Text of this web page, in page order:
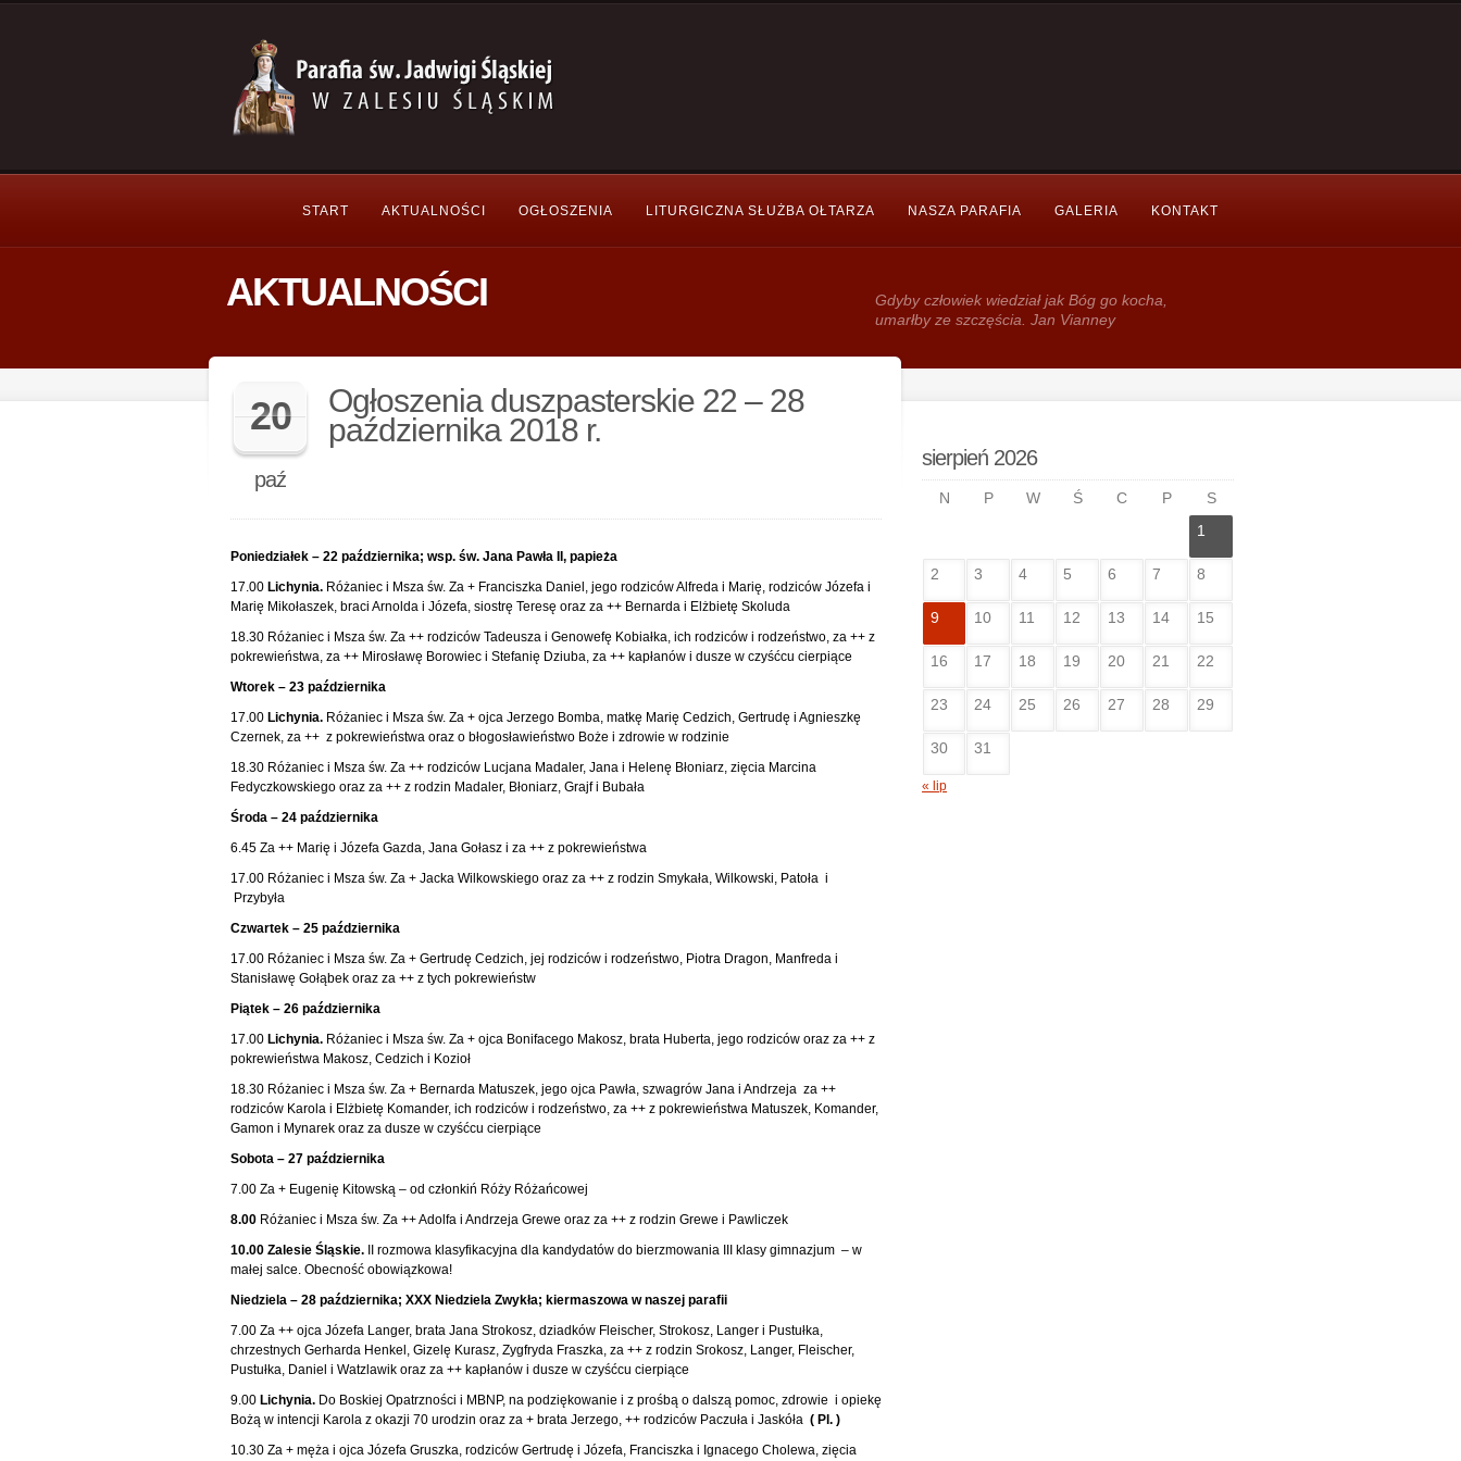
START AKTUALNOŚCI OGŁOSZENIA LITURGICZNA SŁUŻBA OŁTARZA NASZA PARAFIA GALERIA KONTAKT
AKTUALNOŚCI
Gdy­by człowiek wie­dział jak Bóg go kocha,
umarłby ze szczęścia. Jan Vianney
20
paź
Ogłoszenia duszpasterskie 22 – 28
października 2018 r.
Poniedziałek – 22 października; wsp. św. Jana Pawła II, papieża
17.00 Lichynia. Różaniec i Msza św. Za + Franciszka Daniel, jego rodziców Alfreda i Marię, rodziców Józefa i
Marię Mikołaszek, braci Arnolda i Józefa, siostrę Teresę oraz za ++ Bernarda i Elżbietę Skoluda
18.30 Różaniec i Msza św. Za ++ rodziców Tadeusza i Genowefę Kobiałka, ich rodziców i rodzeństwo, za ++ z
pokrewieństwa, za ++ Mirosławę Borowiec i Stefanię Dziuba, za ++ kapłanów i dusze w czyśćcu cierpiące
Wtorek – 23 października
17.00 Lichynia. Różaniec i Msza św. Za + ojca Jerzego Bomba, matkę Marię Cedzich, Gertrudę i Agnieszkę
Czernek, za ++ z pokrewieństwa oraz o błogosławieństwo Boże i zdrowie w rodzinie
18.30 Różaniec i Msza św. Za ++ rodziców Lucjana Madaler, Jana i Helenę Błoniarz, zięcia Marcina
Fedyczkowskiego oraz za ++ z rodzin Madaler, Błoniarz, Grajf i Bubała
Środa – 24 października
6.45 Za ++ Marię i Józefa Gazda, Jana Gołasz i za ++ z pokrewieństwa
17.00 Różaniec i Msza św. Za + Jacka Wilkowskiego oraz za ++ z rodzin Smykała, Wilkowski, Patoła i
Przybyła
Czwartek – 25 października
17.00 Różaniec i Msza św. Za + Gertrudę Cedzich, jej rodziców i rodzeństwo, Piotra Dragon, Manfreda i
Stanisławę Gołąbek oraz za ++ z tych pokrewieństw
Piątek – 26 października
17.00 Lichynia. Różaniec i Msza św. Za + ojca Bonifacego Makosz, brata Huberta, jego rodziców oraz za ++ z
pokrewieństwa Makosz, Cedzich i Kozioł
18.30 Różaniec i Msza św. Za + Bernarda Matuszek, jego ojca Pawła, szwagrów Jana i Andrzeja za ++
rodziców Karola i Elżbietę Komander, ich rodziców i rodzeństwo, za ++ z pokrewieństwa Matuszek, Komander,
Gamon i Mynarek oraz za dusze w czyśćcu cierpiące
Sobota – 27 października
7.00 Za + Eugenię Kitowską – od członkiń Róży Różańcowej
8.00 Różaniec i Msza św. Za ++ Adolfa i Andrzeja Grewe oraz za ++ z rodzin Grewe i Pawliczek
10.00 Zalesie Śląskie. II rozmowa klasyfikacyjna dla kandydatów do bierzmowania III klasy gimnazjum – w
małej salce. Obecność obowiązkowa!
Niedziela – 28 października; XXX Niedziela Zwykła; kiermaszowa w naszej parafii
7.00 Za ++ ojca Józefa Langer, brata Jana Strokosz, dziadków Fleischer, Strokosz, Langer i Pustułka,
chrzestnych Gerharda Henkel, Gizelę Kurasz, Zygfryda Fraszka, za ++ z rodzin Srokosz, Langer, Fleischer,
Pustułka, Daniel i Watzlawik oraz za ++ kapłanów i dusze w czyśćcu cierpiące
9.00 Lichynia. Do Boskiej Opatrzności i MBNP, na podziękowanie i z prośbą o dalszą pomoc, zdrowie i opiekę
Bożą w intencji Karola z okazji 70 urodzin oraz za + brata Jerzego, ++ rodziców Paczuła i Jaskóła ( Pl. )
10.30 Za + męża i ojca Józefa Gruszka, rodziców Gertrudę i Józefa, Franciszka i Ignacego Cholewa, zięcia
sierpień 2026
N P W Ś C P
S
1
2 3 4 5 6 7 8
9 10 11 12 13 14 15
16 17 18 19 20 21 22
23 24 25 26 27 28 29
30 31
« lip